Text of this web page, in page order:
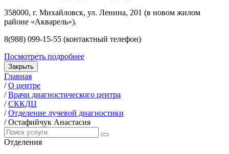
358000, г. Михайловск, ул. Ленина, 201 (в новом жилом
районе «Акварель»).
8(988) 099-15-55 (контактный телефон)
Посмотреть подробнее
Закрыть
Главная
/ О центре
/ Врачи диагностического центра
/ СККДЦ
/ Отделение лучевой диагностики
/ Остафийчук Анастасия
Отделения